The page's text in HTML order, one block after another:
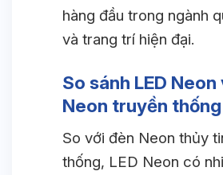
hàng đầu trong ngành
và trang trí hiện đại.
So sánh LED
Neon truyền thống
So với đèn Neon thủy
thống, LED Neon có